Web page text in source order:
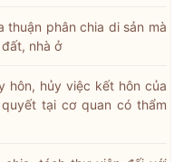
phân chia di sản mà
nhà ở
hôn, hủy việc kết hôn của
tại cơ quan có thẩm